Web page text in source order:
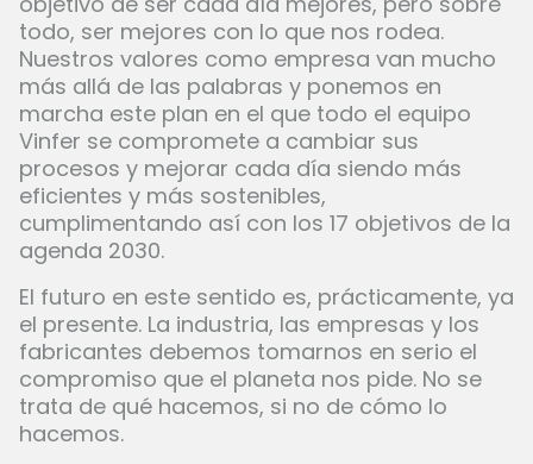
todo, ser mejores con lo que nos rodea.
Nuestros valores como empresa van mucho
más allá de las palabras y ponemos en
marcha este plan en el que todo el equipo
Vinfer se compromete a cambiar sus
procesos y mejorar cada día siendo más
eficientes y más sostenibles,
cumplimentando así con los 17 objetivos de la
agenda 2030.
El futuro en este sentido es, prácticamente, ya
el presente. La industria, las empresas y los
fabricantes debemos tomarnos en serio el
compromiso que el planeta nos pide. No se
trata de qué hacemos, si no de cómo lo
hacemos.